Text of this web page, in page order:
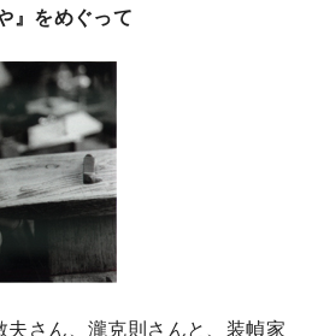
』をめぐって
さん、瀧克則さんと、装幀家